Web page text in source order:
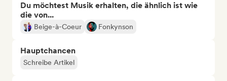
Du möchtest Musik erhalten, die ähnlich ist wie
die von...
Beige-à-Coeur Fonkynson
Hauptchancen
Schreibe Artikel